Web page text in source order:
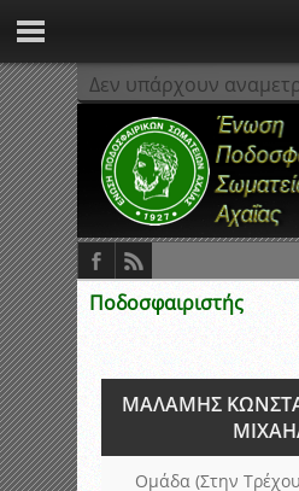
Δεν υπάρχουν
Ποδοσφαιριστής
ΜΑΛΑΜΗΣ
Ομάδα (Στην